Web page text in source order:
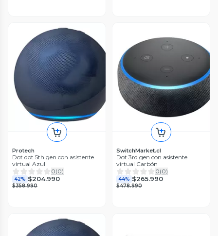
Protech
Dot dot 5th gen con asistente
virtual Azul
0(0)
42% $204.990
$358.990
SwitchMarket.cl
Dot 3rd gen con asistente
virtual Carbón
0(0)
44% $265.990
$478.990